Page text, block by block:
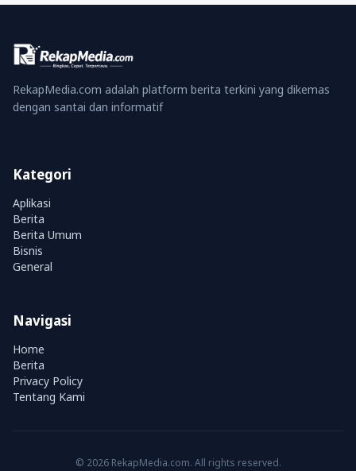
RekapMedia.com adalah platform berita terkini yang dikemas
dengan santai dan informatif
Kategori
Aplikasi
Berita
Berita Umum
Bisnis
General
Navigasi
Home
Berita
Privacy Policy
Tentang Kami
© 2026 RekapMedia.com. All rights reserved.